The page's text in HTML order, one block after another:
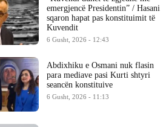
emergjencë Presidentin” / Hasani
sqaron hapat pas konstituimit të
Kuvendit
6 Gusht, 2026 - 12:43
Abdixhiku e Osmani nuk flasin
para mediave pasi Kurti shtyri
seancën konstituive
6 Gusht, 2026 - 11:13